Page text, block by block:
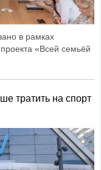
в рамках
проекта «Всей семьёй
тратить на спорт